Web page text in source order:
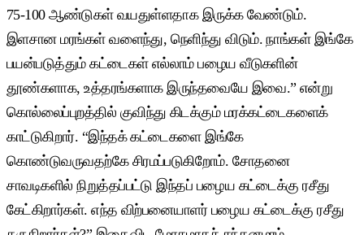
75-100 ஆண்டுகள் வயதுள்ளதாக இருக்க வேண்டும்.
இளசான மரங்கள் வளைந்து, நெளிந்து விடும். நாங்கள் இங்கே
பயன்படுத்தும் கட்டைகள் எல்லாம் பழைய வீடுகளின்
தூண்களாக, உத்தரங்களாக இருந்தவையே இவை.” என்று
கொல்லைப்புறத்தில் குவிந்து கிடக்கும் மரக்கட்டைகளைக்
காட்டுகிறார். “இந்தக் கட்டைகளை இங்கே
கொண்டுவருவதற்கே சிரமப்படுகிறோம். சோதனை
சாவடிகளில் நிறுத்தப்பட்டு இந்தப் பழைய கட்டைக்கு ரசீது
கேட்கிறார்கள். எந்த விற்பனையாளர் பழைய கட்டைக்கு ரசீது